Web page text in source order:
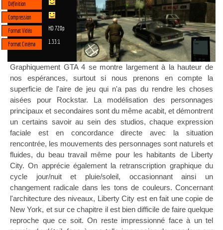
Définition
Compression
Format Vidéo
HD 720p
Format Cinéma 1.33:1
Graphiquement GTA 4 se montre largement à la hauteur de
nos espérances, surtout si nous prenons en compte la
superficie de l'aire de jeu qui n'a pas du rendre les choses
aisées pour Rockstar. La modélisation des personnages
principaux et secondaires sont du même acabit, et démontrent
un certains savoir au sein des studios, chaque expression
faciale est en concordance directe avec la situation
rencontrée, les mouvements des personnages sont naturels et
fluides, du beau travail même pour les habitants de Liberty
City. On apprécie également la retranscription graphique du
cycle jour/nuit et pluie/soleil, occasionnant ainsi un
changement radicale dans les tons de couleurs. Concernant
l'architecture des niveaux, Liberty City est en fait une copie de
New York, et sur ce chapitre il est bien difficile de faire quelque
reproche que ce soit. On reste impressionné face à un tel